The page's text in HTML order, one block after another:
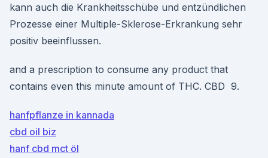
kann auch die Krankheitsschübe und entzündlichen
Prozesse einer Multiple-Sklerose-Erkrankung sehr
positiv beeinflussen.
and a prescription to consume any product that
contains even this minute amount of THC. CBD 9.
hanfpflanze in kannada
cbd oil biz
hanf cbd mct öl